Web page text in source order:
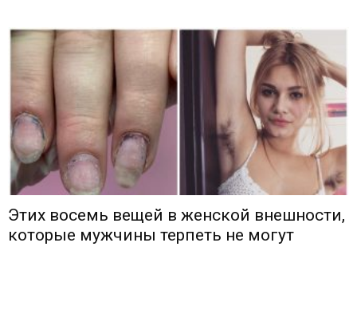
Этих восемь вещей в женской внешности,
которые мужчины терпеть не могут